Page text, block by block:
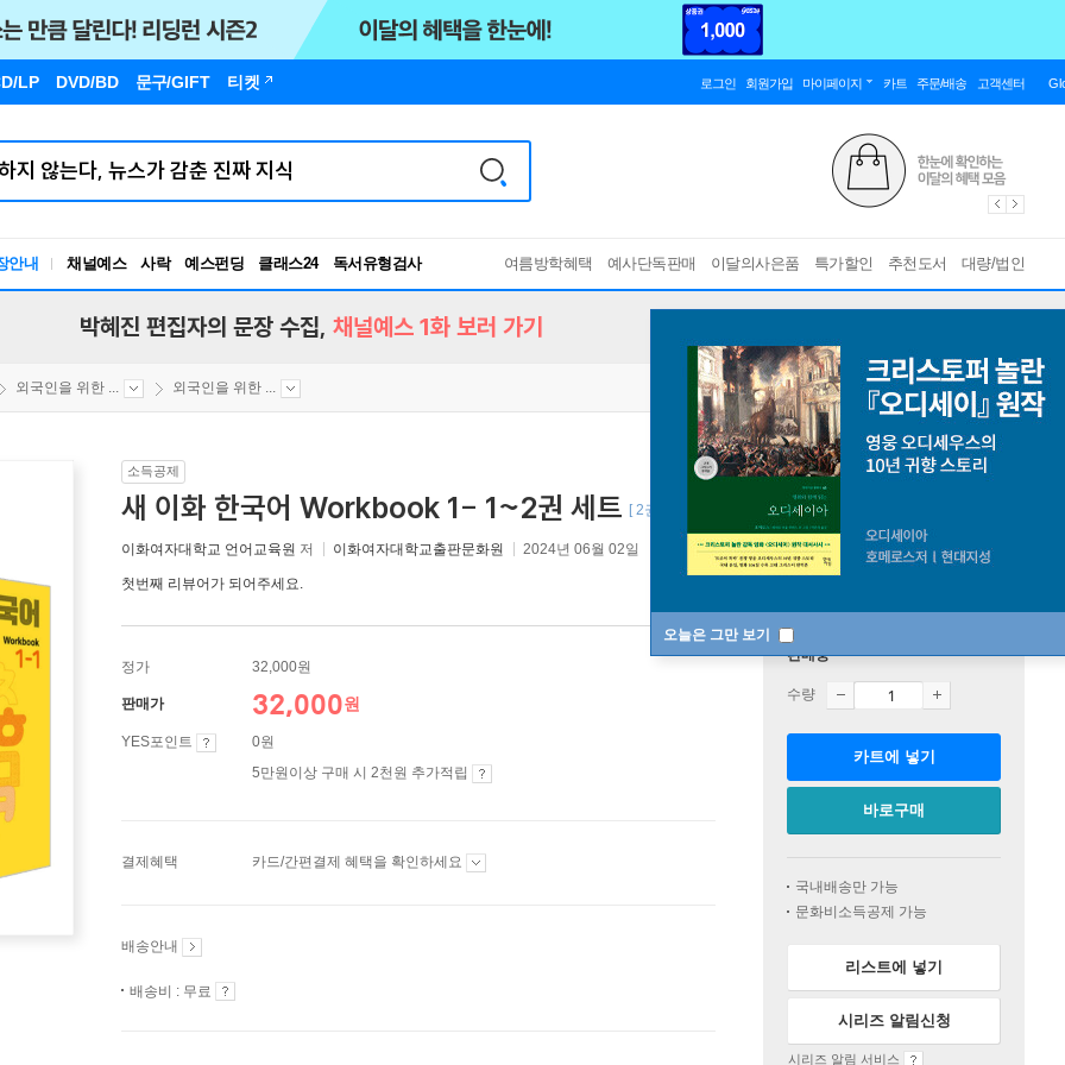
LP DVD/BD 문구/GIFT 티켓 로그인 회원가입 마이페이지 카트 주문/배송 고객센터
안내 채널예스 사락 예스펀딩 클래스24
독서유형검사
RBTI Lab
여름방학혜택 예사단독판매 이달의사은품 특가할인 추천도서 대량/법인
오늘은 그만 보기
박혜진 편집자의 문장 수집, 채널예스 1화 보러 가기
외국인을 위한 ... 외국인을 위한 ...
소득공제
새 이화 한국어 Workbook 1- 1~2권 세트 [ 2권 ]
이화여자대학교 언어교육원 저 이화여자대학교출판문화원 2024년 06월 02일
첫번째 리뷰어가 되어주세요.
정가 32,000원
판매가 32,000원
YES포인트
0원
5만원이상 구매 시 2천원 추가적립
결제혜택 카드/간편결제 혜택을 확인하세요
배송안내
배송비 : 무료
판매중
수량
카트에 넣기
바로구매
국내배송만 가능
문화비소득공제 가능
리스트에 넣기
시리즈 알림신청
시리즈 알림 서비스